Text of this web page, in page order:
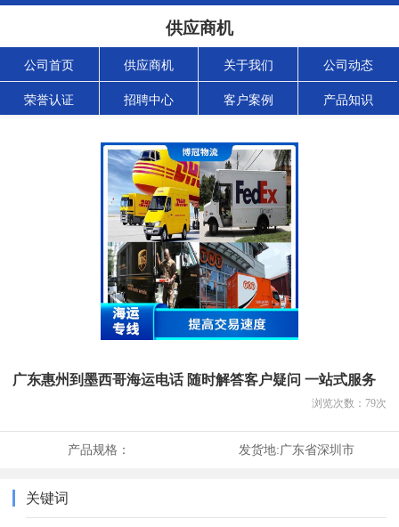
供应商机
公司首页 供应商机 关于我们 公司动态
荣誉认证 招聘中心 客户案例 产品知识
广东惠州到墨西哥海运电话 随时解答客户疑问 一站式服务
浏览次数： 79次
产品规格： 发货地:广东省深圳市
关键词